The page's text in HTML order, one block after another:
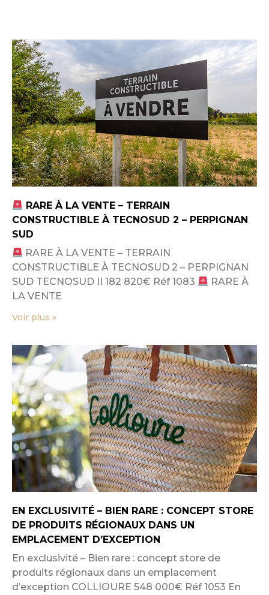
RARE À LA VENTE – TERRAIN
CONSTRUCTIBLE À TECNOSUD 2 – PERPIGNAN
SUD
RARE À LA VENTE – TERRAIN
CONSTRUCTIBLE À TECNOSUD 2 – PERPIGNAN
SUD TECNOSUD II 182 820€ Réf 1083
RARE À
LA VENTE
Voir plus »
EN EXCLUSIVITÉ – BIEN RARE : CONCEPT STORE
DE PRODUITS RÉGIONAUX DANS UN
EMPLACEMENT D’EXCEPTION
En exclusivité – Bien rare : concept store de
produits régionaux dans un emplacement
d’exception COLLIOURE 548 000€ Réf 1053 En